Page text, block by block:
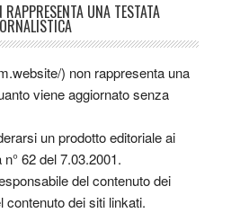
UNA TESTATA
) non rappresenta una
viene aggiornato senza
un prodotto editoriale ai
62 del 7.03.2001.
del contenuto dei
dei siti linkati.